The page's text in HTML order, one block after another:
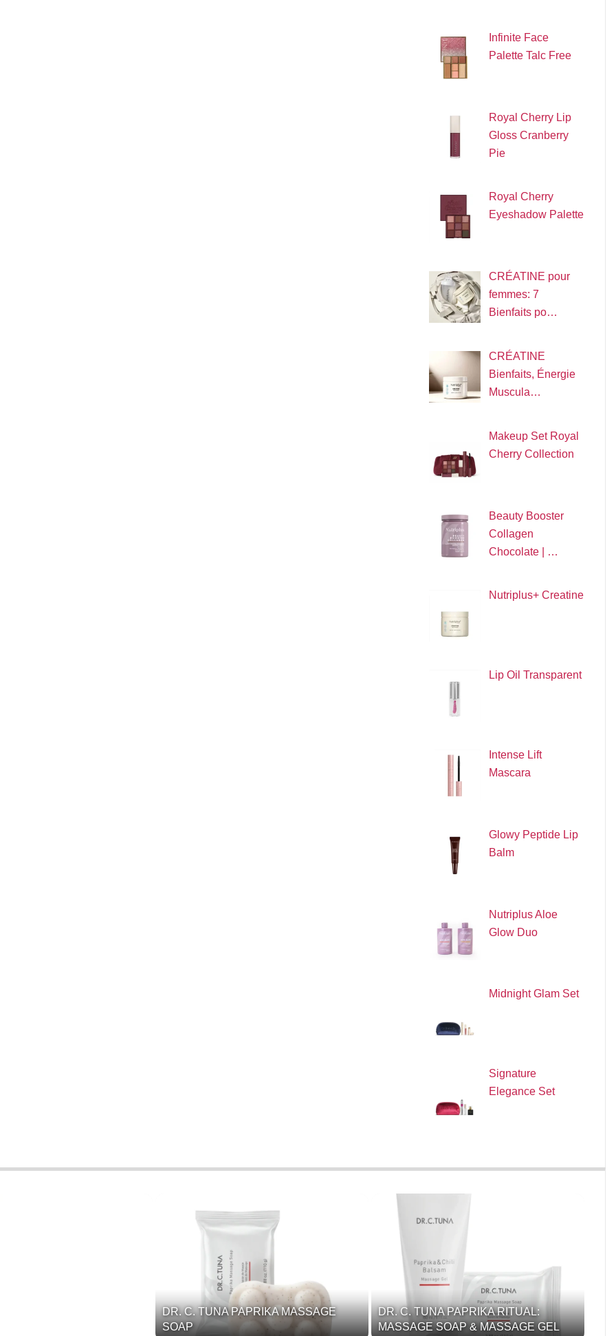
Infinite Face
Palette Talc Free
Royal Cherry Lip
Gloss Cranberry
Pie
Royal Cherry
Eyeshadow Palette
CRÉATINE pour
femmes: 7
Bienfaits po…
CRÉATINE
Bienfaits, Énergie
Muscula…
Makeup Set Royal
Cherry Collection
Beauty Booster
Collagen
Chocolate | …
Nutriplus+ Creatine
Lip Oil Transparent
Intense Lift
Mascara
Glowy Peptide Lip
Balm
Nutriplus Aloe
Glow Duo
Midnight Glam Set
Signature
Elegance Set
DR. C. TUNA PAPRIKA MASSAGE
SOAP
DR. C. TUNA PAPRIKA RITUAL:
MASSAGE SOAP & MASSAGE GEL